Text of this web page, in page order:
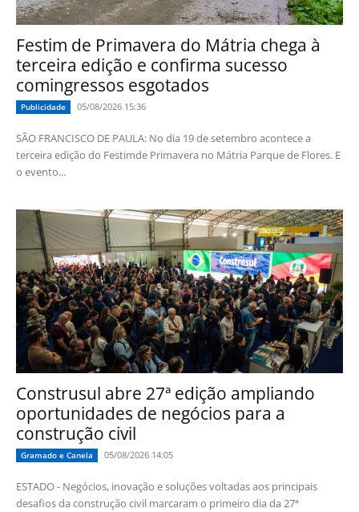
Festim de Primavera do Mátria chega à
terceira edição e confirma sucesso
comingressos esgotados
Publicidade 05/08/2026 15:36
SÃO FRANCISCO DE PAULA: No dia 19 de setembro acontece a
terceira edição do Festimde Primavera no Mátria Parque de Flores. E
o evento...
Construsul abre 27ª edição ampliando
oportunidades de negócios para a
construção civil
Gramado e Canela 05/08/2026 14:05
ESTADO - Negócios, inovação e soluções voltadas aos principais
desafios da construção civil marcaram o primeiro dia da 27ª